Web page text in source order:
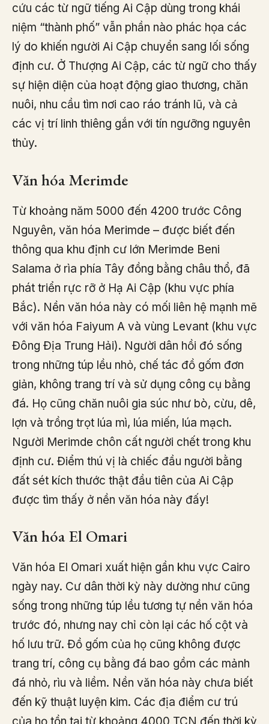
cứu các từ ngữ tiếng Ai Cập dùng trong khái
niệm “thành phố” vẫn phần nào phác họa các
lý do khiến người Ai Cập chuyển sang lối sống
định cư. Ở Thượng Ai Cập, các từ ngữ cho thấy
sự hiện diện của hoạt động giao thương, chăn
nuôi, nhu cầu tìm nơi cao ráo tránh lũ, và cả
các vị trí linh thiêng gắn với tín ngưỡng nguyên
thủy.
Văn hóa Merimde
Từ khoảng năm 5000 đến 4200 trước Công
Nguyên, văn hóa Merimde – được biết đến
thông qua khu định cư lớn Merimde Beni
Salama ở rìa phía Tây đồng bằng châu thổ, đã
phát triển rực rỡ ở Hạ Ai Cập (khu vực phía
Bắc). Nền văn hóa này có mối liên hệ mạnh mẽ
với văn hóa Faiyum A và vùng Levant (khu vực
Đông Địa Trung Hải). Người dân hồi đó sống
trong những túp lều nhỏ, chế tác đồ gốm đơn
giản, không trang trí và sử dụng công cụ bằng
đá. Họ cũng chăn nuôi gia súc như bò, cừu, dê,
lợn và trồng trọt lúa mì, lúa miến, lúa mạch.
Người Merimde chôn cất người chết trong khu
định cư. Điểm thú vị là chiếc đầu người bằng
đất sét kích thước thật đầu tiên của Ai Cập
được tìm thấy ở nền văn hóa này đấy!
Văn hóa El Omari
Văn hóa El Omari xuất hiện gần khu vực Cairo
ngày nay. Cư dân thời kỳ này dường như cũng
sống trong những túp lều tương tự nền văn hóa
trước đó, nhưng nay chỉ còn lại các hố cột và
hố lưu trữ. Đồ gốm của họ cũng không được
trang trí, công cụ bằng đá bao gồm các mảnh
đá nhỏ, rìu và liềm. Nền văn hóa này chưa biết
đến kỹ thuật luyện kim. Các địa điểm cư trú